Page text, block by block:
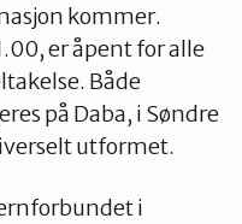
kommer.
er åpent for alle
Både
på Daba, i Søndre
utformet.
i